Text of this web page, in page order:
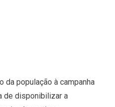
da população à campanha
de disponibilizar a